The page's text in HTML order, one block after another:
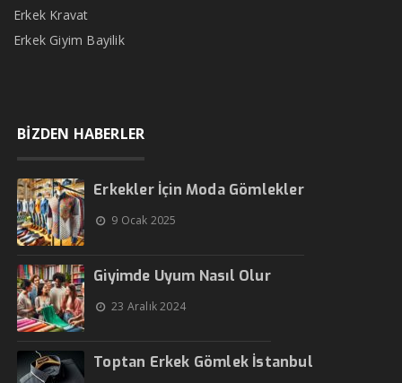
Erkek Kravat
Erkek Giyim Bayilik
BİZDEN HABERLER
Erkekler İçin Moda Gömlekler
9 Ocak 2025
Giyimde Uyum Nasıl Olur
23 Aralık 2024
Toptan Erkek Gömlek İstanbul